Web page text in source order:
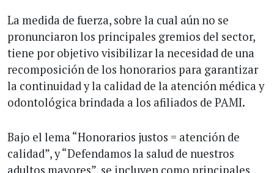
La medida de fuerza, sobre la cual aún no se
pronunciaron los principales gremios del sector,
tiene por objetivo visibilizar la necesidad de una
recomposición de los honorarios para garantizar
la continuidad y la calidad de la atención médica y
odontológica brindada a los afiliados de PAMI.
Bajo el lema “Honorarios justos = atención de
calidad”, y “Defendamos la salud de nuestros
adultos mayores”, se incluyen como principales